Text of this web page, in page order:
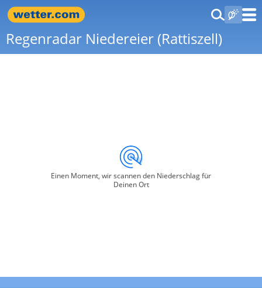
Regenradar Niedereier (Rattiszell)
Einen Moment, wir scannen den Niederschlag für
Deinen Ort